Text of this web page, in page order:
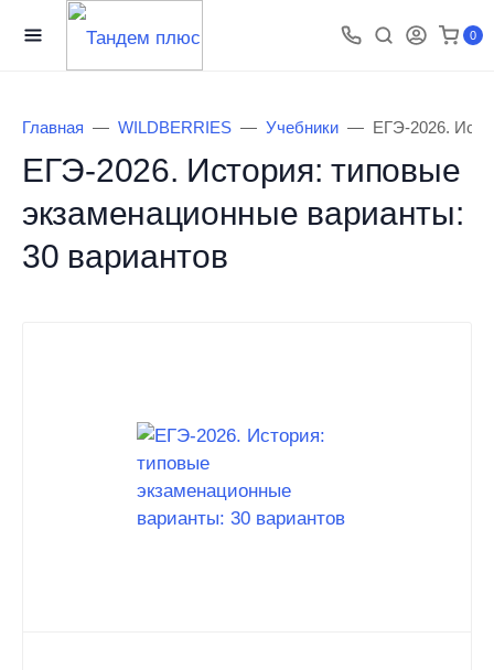
0
Главная WILDBERRIES Учебники ЕГЭ-2026.
ЕГЭ-2026. История: типовые
экзаменационные варианты:
30 вариантов